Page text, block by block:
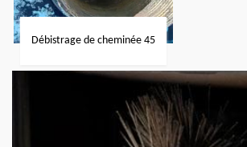
Débistrage de cheminée 45